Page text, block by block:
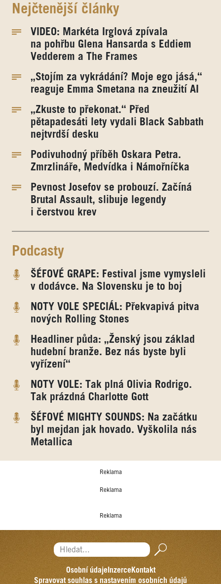
Nejčtenější články
VIDEO: Markéta Irglová zpívala
na pohřbu Glena Hansarda s Eddiem
Vedderem a The Frames
„Stojím za vykrádání? Moje ego jásá,“
reaguje Emma Smetana na zneužití AI
„Zkuste to překonat.“ Před
pětapadesáti lety vydali Black Sabbath
nejtvrdší desku
Podivuhodný příběh Oskara Petra.
Zmrzlináře, Medvídka i Námořníčka
Pevnost Josefov se probouzí. Začíná
Brutal Assault, slibuje legendy
i čerstvou krev
Podcasty
ŠÉFOVÉ GRAPE: Festival jsme vymysleli
v dodávce. Na Slovensku je to boj
NOTY VOLE SPECIÁL: Překvapivá pitva
nových Rolling Stones
Headliner půda: „Ženský jsou základ
hudební branže. Bez nás byste byli
vyřízení“
NOTY VOLE: Tak plná Olivia Rodrigo.
Tak prázdná Charlotte Gott
ŠÉFOVÉ MIGHTY SOUNDS: Na začátku
byl mejdan jak hovado. Vyškolila nás
Metallica
Reklama
Reklama
Reklama
Hledat...
Osobní údajeInzerceKontakt
Spravovat souhlas s nastavením osobních údajů